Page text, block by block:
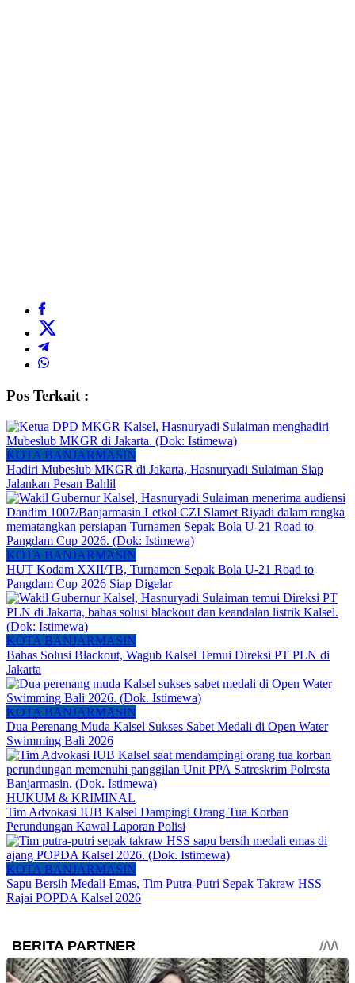
Pos Terkait :
KOTA BANJARMASIN
Hadiri Mubeslub MKGR di Jakarta, Hasnuryadi Sulaiman Siap
Jalankan Pesan Bahlil
KOTA BANJARMASIN
HUT Kodam XXII/TB, Turnamen Sepak Bola U-21 Road to
Pangdam Cup 2026 Siap Digelar
KOTA BANJARMASIN
Bahas Solusi Blackout, Wagub Kalsel Temui Direksi PT PLN di
Jakarta
KOTA BANJARMASIN
Dua Perenang Muda Kalsel Sukses Sabet Medali di Open Water
Swimming Bali 2026
HUKUM & KRIMINAL
Tim Advokasi IUB Kalsel Dampingi Orang Tua Korban
Perundungan Kawal Laporan Polisi
KOTA BANJARMASIN
Sapu Bersih Medali Emas, Tim Putra-Putri Sepak Takraw HSS
Rajai POPDA Kalsel 2026